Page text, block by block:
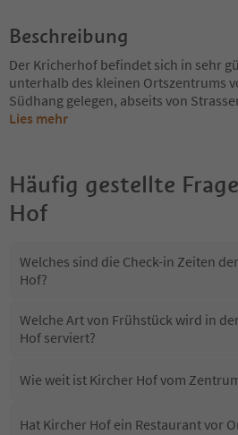
Beschreibung
Der Kricherhof befindet sich in sehr
unterhalb des kleinen Ortszentrums
Südhang gelegen, abseits von
Lies mehr
Häufig gestellte
Hof
Welches sind die Check-in Zeiten
Hof?
Welche Art von Frühstück wird in
Hof serviert?
Wie weit ist Kircher Hof vom
Hat Kircher Hof ein Restaurant vor